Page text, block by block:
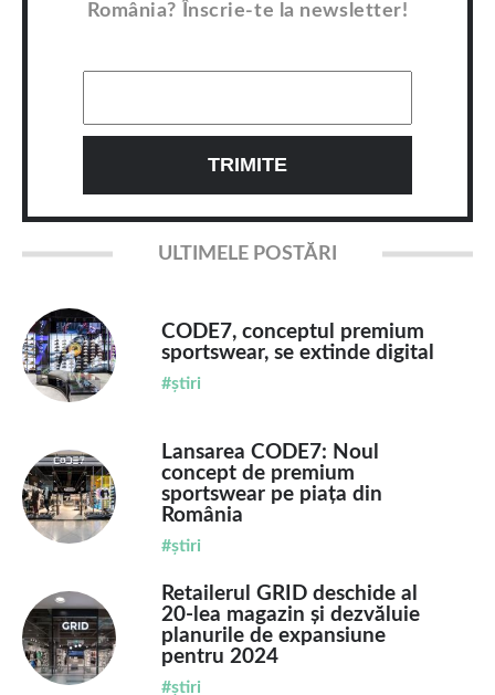
România? Înscrie-te la newsletter!
ULTIMELE POSTĂRI
CODE7, conceptul premium
sportswear, se extinde digital
#știri
Lansarea CODE7: Noul
concept de premium
sportswear pe piața din
România
#știri
Retailerul GRID deschide al
20-lea magazin și dezvăluie
planurile de expansiune
pentru 2024
#știri